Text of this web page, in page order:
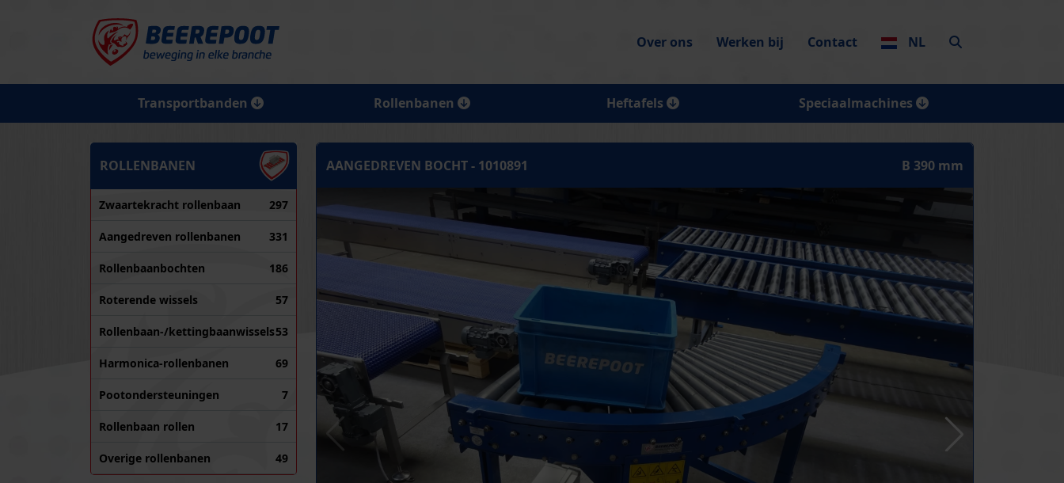
Over ons Werken bij Contact NL
Transportbanden Rollenbanen Heftafels Speciaalmachines
ROLLENBANEN
Zwaartekracht rollenbaan 297
Aangedreven rollenbanen 331
Rollenbaanbochten 186
Roterende wissels 57
Rollenbaan-/kettingbaanwissels53
Harmonica-rollenbanen 69
Pootondersteuningen 7
Rollenbaan rollen 17
Overige rollenbanen 49
AANGEDREVEN BOCHT - 1010891 B 390 mm